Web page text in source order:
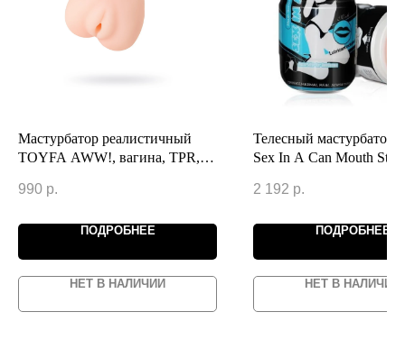
Мастурбатор реалистичный
TOYFA AWW!, вагина, TPR,
990 р.
ПОДРОБНЕЕ
НЕТ В НАЛИЧИИ
Телесный мастурбатор-
Sex In A Can Mouth
2 192 р.
ПОДРОБНЕЕ
НЕТ В НАЛИЧИИ